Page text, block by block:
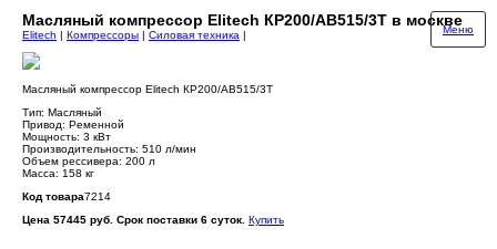
Масляный компрессор Elitech КР200/АВ515/3Т в москве
Меню
Elitech | Компрессоры | Силовая техника |
Масляный компрессор Elitech КР200/АВ515/3Т
Тип: Масляный
Привод: Ременной
Мощность: 3 кВт
Производительность: 510 л/мин
Объем рессивера: 200 л
Масса: 158 кг
Код товара7214
Цена 57445 руб. Срок поставки 6 суток. Купить